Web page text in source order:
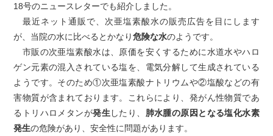
18号のニュースレターでも紹介しました。
最近ネット通販で、次亜塩素酸水の販売広告を目にします
が、当院の水に比べるとかなり危険な水のようです。
市販の次亜塩素酸水は、原価を安くするために水道水やハロ
ゲン元素の混入されている塩を、電気分解して生成されている
ようです。そのため①次亜塩素酸ナトリウムや②塩酸などの有
害物質が含まれております。これらにより、発がん性物質であ
るトリハロメタンが発生 したり、 肺水腫の原因となる塩化水素
発生の危険があり、安全性に問題があります。